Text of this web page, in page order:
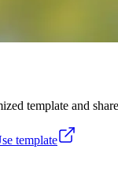
template and
template